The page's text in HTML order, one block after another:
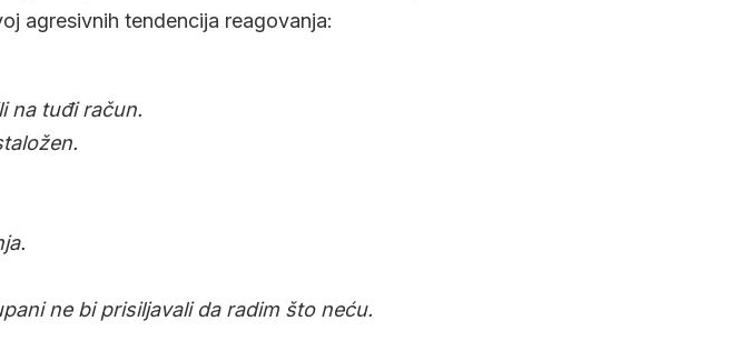
agresivnih tendencija reagovanja:
na tuđi račun.
ne bi prisiljavali da radim što neću.